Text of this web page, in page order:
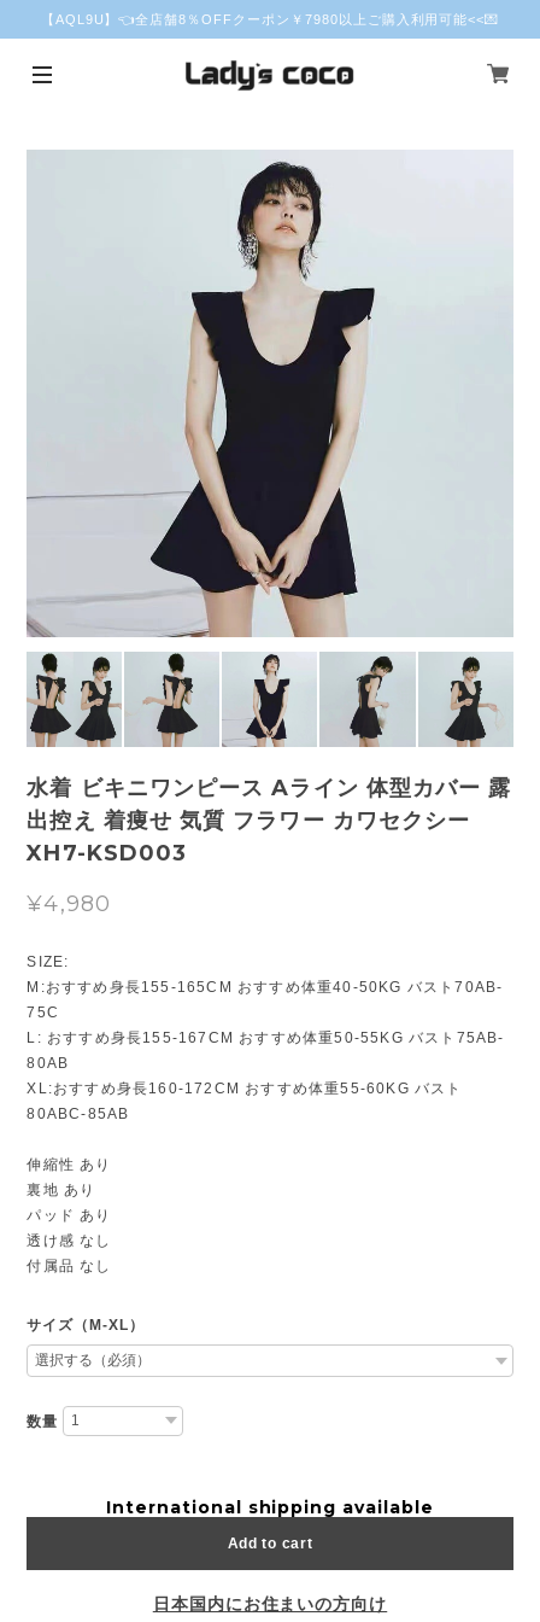
【AQL9U】👈全店舗8％OFFクーポン￥7980以上ご購入利用可能<<💌
水着 ビキニワンピース Aライン 体型カバー 露
出控え 着痩せ 気質 フラワー カワセクシー
XH7-KSD003
¥4,980
SIZE:
M:おすすめ身長155-165CM おすすめ体重40-50KG バスト70AB-
75C
L: おすすめ身長155-167CM おすすめ体重50-55KG バスト75AB-
80AB
XL:おすすめ身長160-172CM おすすめ体重55-60KG バスト
80ABC-85AB
伸縮性 あり
裏地 あり
パッド あり
透け感 なし
付属品 なし
サイズ（M-XL）
数量
International shipping available
Add to cart
日本国内にお住まいの方向け